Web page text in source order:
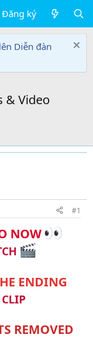
Đăng ký
Diễn đàn
& Video
#1
NOW
ENDING
REMOVED